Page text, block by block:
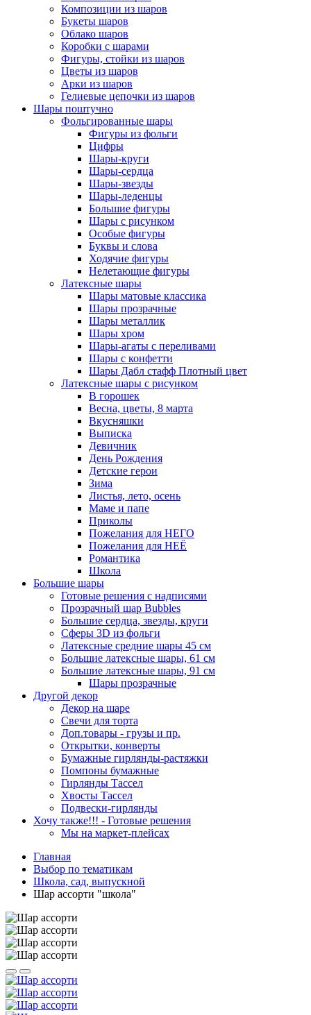
Композиции из шаров
Букеты шаров
Облако шаров
Коробки с шарами
Фигуры, стойки из шаров
Цветы из шаров
Арки из шаров
Гелиевые цепочки из шаров
Шары поштучно
Фольгированные шары
Фигуры из фольги
Цифры
Шары-круги
Шары-сердца
Шары-звезды
Шары-леденцы
Большие фигуры
Шары с рисунком
Особые фигуры
Буквы и слова
Ходячие фигуры
Нелетающие фигуры
Латексные шары
Шары матовые классика
Шары прозрачные
Шары металлик
Шары хром
Шары-агаты с переливами
Шары с конфетти
Шары Дабл стафф Плотный цвет
Латексные шары с рисунком
В горошек
Весна, цветы, 8 марта
Вкусняшки
Выписка
Девичник
День Рождения
Детские герои
Зима
Листья, лето, осень
Маме и папе
Приколы
Пожелания для НЕГО
Пожелания для НЕЁ
Романтика
Школа
Большие шары
Готовые решения с надписями
Прозрачный шар Bubbles
Большие сердца, звезды, круги
Сферы 3D из фольги
Латексные средние шары 45 см
Большие латексные шары, 61 см
Большие латексные шары, 91 см
Шары прозрачные
Другой декор
Декор на шаре
Свечи для торта
Доп.товары - грузы и пр.
Открытки, конверты
Бумажные гирлянды-растяжки
Помпоны бумажные
Гирлянды Тассел
Хвосты Тассел
Подвески-гирлянды
Хочу также!!! - Готовые решения
Мы на маркет-плейсах
Главная
Выбор по тематикам
Школа, сад, выпускной
Шар ассорти "школа"